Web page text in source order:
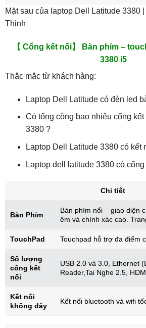
Mặt sau của laptop Dell Latitude 3380
Thịnh
【 Cổng kết nối】 Bàn phím –
3380 i5
Thắc mắc từ khách hàng:
Laptop Dell Latitude có đèn led
Có tổng cộng bao nhiêu cổng
3380 ?
Laptop Dell Latitude 3380 có
Laptop dell latitude 3380 có
Chi tiết
Bàn Phím
Bàn phím nổi – giao diện
êm và chính xác cao.
TouchPad Touchpad hỗ trợ đa điểm
Số lượng
cổng kết
nối
USB 2.0 và 3.0, Ethernet
Reader,Tai Nghe 2.5,
Kết nối
không dây
Kết nối bluetooth và wifi